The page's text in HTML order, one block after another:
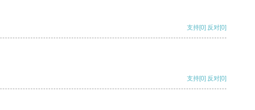
支持[0] 反对[0]
支持[0] 反对[0]